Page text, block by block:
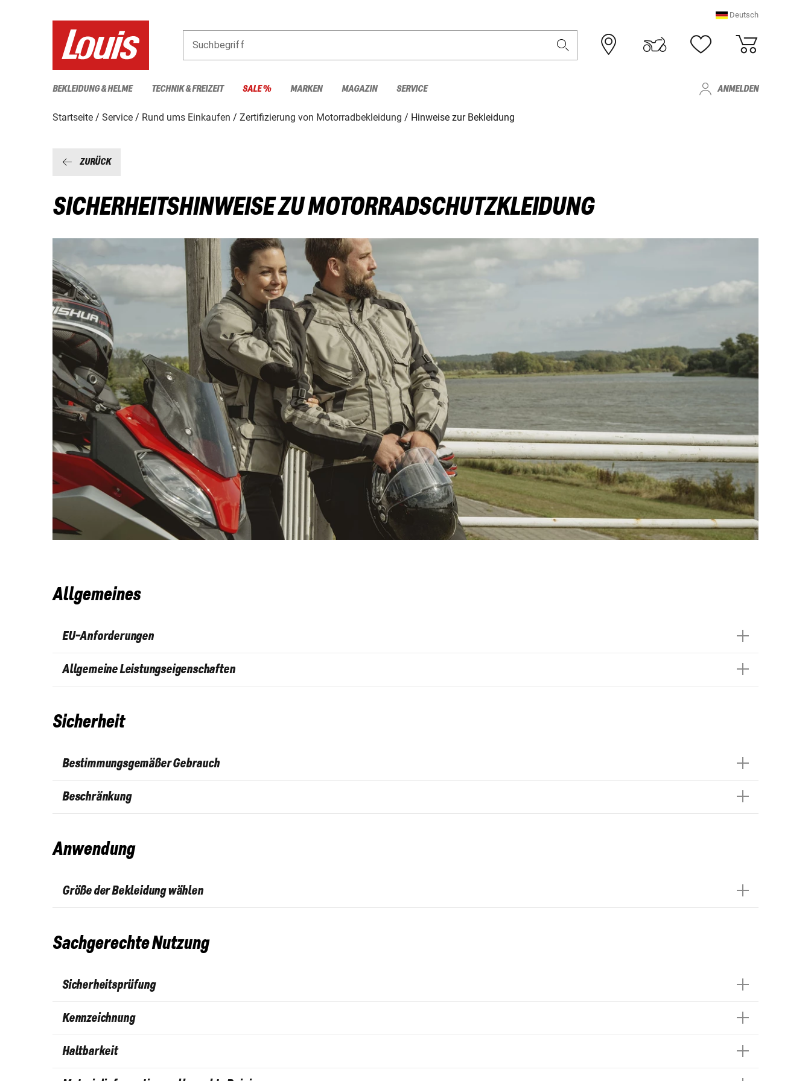
Deutsch
Suchbegriff
BEKLEIDUNG & HELME TECHNIK & FREIZEIT SALE % MARKEN MAGAZIN SERVICE ANMELDEN
Startseite Service Rund ums Einkaufen Zertifizierung von Motorradbekleidung Hinweise zur Bekleidung
ZURÜCK
SICHERHEITSHINWEISE ZU MOTORRADSCHUTZKLEIDUNG
Allgemeines
EU-Anforderungen
Allgemeine Leistungseigenschaften
Sicherheit
Bestimmungsgemäßer Gebrauch
Beschränkung
Anwendung
Größe der Bekleidung wählen
Sachgerechte Nutzung
Sicherheitsprüfung
Kennzeichnung
Haltbarkeit